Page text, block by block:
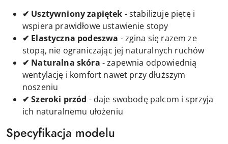
✔ Usztywniony zapiętek - stabilizuje piętę i
wspiera prawidłowe ustawienie stopy
✔ Elastyczna podeszwa - zgina się razem ze
stopą, nie ograniczając jej naturalnych ruchów
✔ Naturalna skóra - zapewnia odpowiednią
wentylację i komfort nawet przy dłuższym
noszeniu
✔ Szeroki przód - daje swobodę palcom i sprzyja
ich naturalnemu ułożeniu
Specyfikacja modelu